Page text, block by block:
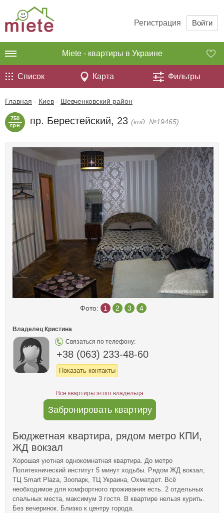
Регистрация Войти
Miete - квартиры в Украине
Список Карта Фильтры
Главная - Киев - Шевченковский район
750
грн
пр. Берестейский, 23 (код: №19465)
Фото: 1 2 3 4
Владелец Кристина
Связаться по телефону:
+38 (063) 233-48-60
Показать контакты
Все квартиры этого владельца
Забронировать квартиру
Бюджетная квартира, рядом метро КПИ,
ЖД вокзал
Хорошая уютная однокомнатная квартира. До метро
Политехнический институт 5 минут ходьбы. Рядом ЖД вокзал,
ТЦ Smart Plaza, Зоопарк, ТЦ Украина, Охматдет. Всё
необходимое для комфортного проживания есть. 2 отдельных
спальных места, максимум 3 гостя. В квартире нельзя курить.
Без вечеринок. Близко к центру города.